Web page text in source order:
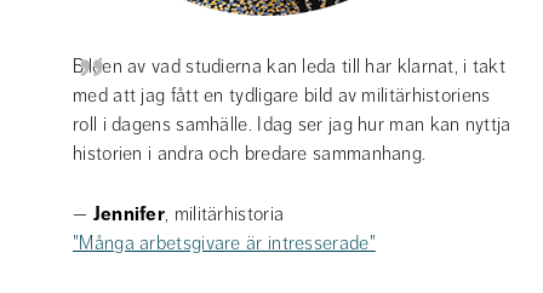
Bilden av vad studierna kan leda till har klarnat, i takt
med att jag fått en tydligare bild av militärhistoriens
roll i dagens samhälle. Idag ser jag hur man kan nyttja
historien i andra och bredare sammanhang.
— Jennifer, militärhistoria
"Många arbetsgivare är intresserade"